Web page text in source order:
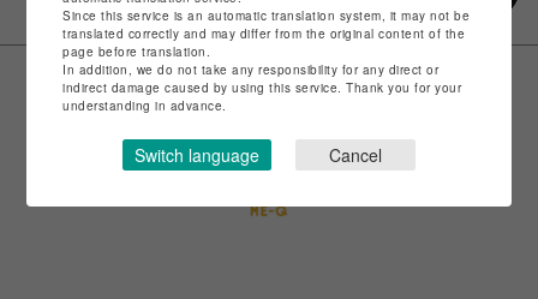
Since this service is an automatic translation system, it may not be
translated correctly and may differ from the original content of the
page before translation.
In addition, we do not take any responsibility for any direct or
indirect damage caused by using this service. Thank you for your
understanding in advance.
Switch language Cancel